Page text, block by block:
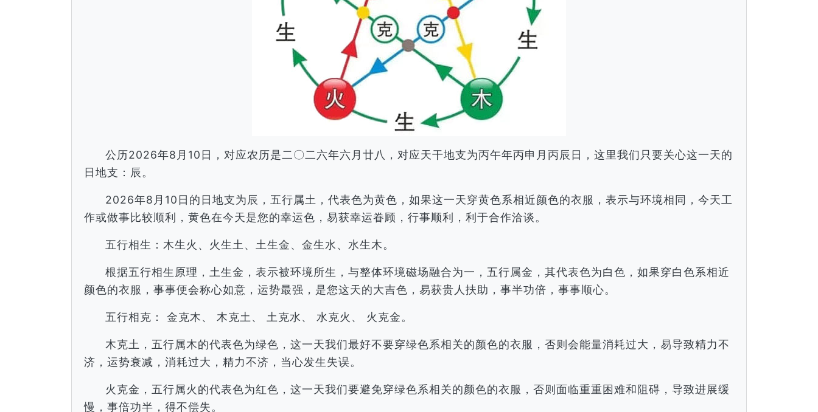
公历2026年8月10日，对应农历是二〇二六年六月廿八，对应天干地支为丙午年丙申月丙辰日，这里我们只要关心这一天的
日地支：辰。
2026年8月10日的日地支为辰，五行属土，代表色为黄色，如果这一天穿黄色系相近颜色的衣服，表示与环境相同，今天工
作或做事比较顺利，黄色在今天是您的幸运色，易获幸运眷顾，行事顺利，利于合作洽谈。
五行相生：木生火、火生土、土生金、金生水、水生木。
根据五行相生原理，土生金，表示被环境所生，与整体环境磁场融合为一，五行属金，其代表色为白色，如果穿白色系相近
颜色的衣服，事事便会称心如意，运势最强，是您这天的大吉色，易获贵人扶助，事半功倍，事事顺心。
五行相克： 金克木、 木克土、 土克水、 水克火、 火克金。
木克土，五行属木的代表色为绿色，这一天我们最好不要穿绿色系相关的颜色的衣服，否则会能量消耗过大，易导致精力不
济，运势衰减，消耗过大，精力不济，当心发生失误。
火克金，五行属火的代表色为红色，这一天我们要避免穿绿色系相关的颜色的衣服，否则面临重重困难和阻碍，导致进展缓
慢，事倍功半，得不偿失。